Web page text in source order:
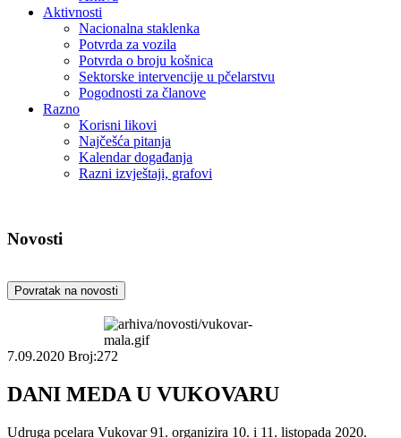
Aktivnosti
Nacionalna staklenka
Potvrda za vozila
Potvrda o broju košnica
Sektorske intervencije u pčelarstvu
Pogodnosti za članove
Razno
Korisni likovi
Najčešća pitanja
Kalendar događanja
Razni izvještaji, grafovi
Novosti
Povratak na novosti
7.09.2020 Broj:272
DANI MEDA U VUKOVARU
Udruga pcelara Vukovar 91. organizira 10. i 11. listopada 2020.